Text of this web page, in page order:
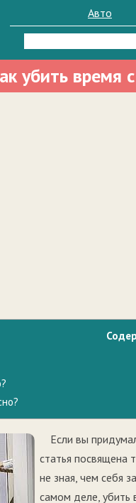
Авто
Найти:
убить время
Если вы
статья посвящена
не зная, чем себя
самом деле, убить